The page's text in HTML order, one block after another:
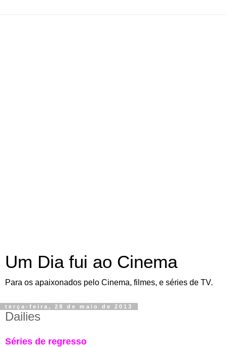
Um Dia fui ao Cinema
Para os apaixonados pelo Cinema, filmes, e séries de TV.
terça-feira, 28 de maio de 2013
Dailies
Séries de regresso